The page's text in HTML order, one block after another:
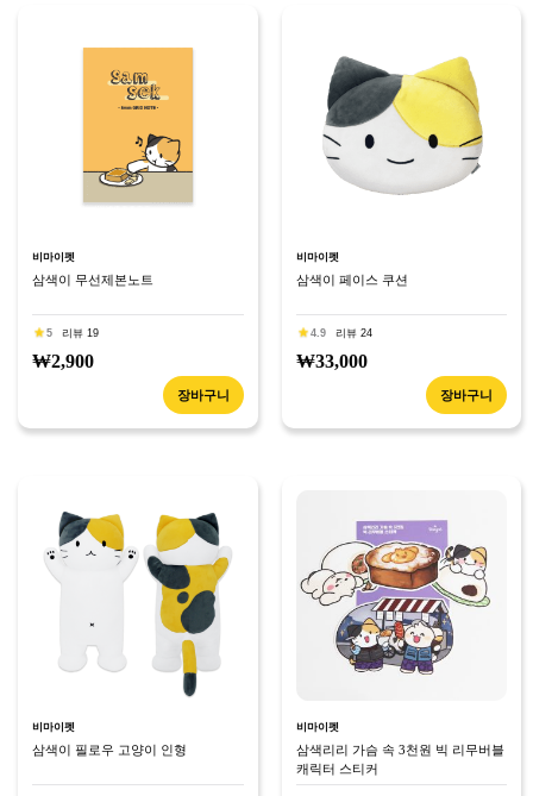
비마이펫
삼색이 무선제본노트
5 리뷰 19
₩2,900
장바구니
비마이펫
삼색이 페이스 쿠션
4.9 리뷰 24
₩33,000
장바구니
비마이펫
삼색이 필로우 고양이 인형
비마이펫
삼색리리 가슴 속 3천원 빅 리무버블
캐릭터 스티커